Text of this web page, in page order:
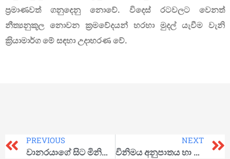
ප‍්‍රමාණවත් ගනුදෙනු නොවේ. විදෙස් රටවලට වෙනත්
නීත්‍යනුකූල නොවන ක‍්‍රමවේදයන් හරහා මුදල් යැවීම වැනි
ක‍්‍රියාමාර්ග මේ සඳහා උදාහරණ වේ.
PREVIOUS
වානරයාගේ සිට මිනිසා දක්වා පරිවර්තනය වීමේ දී ශ්‍රමය ඉටුකළ කාර්යභාරය
NEXT
විනිමය අනුපාතය හා එහි කඩාවැටීම පිළිබඳ විමසා බැලීමක්